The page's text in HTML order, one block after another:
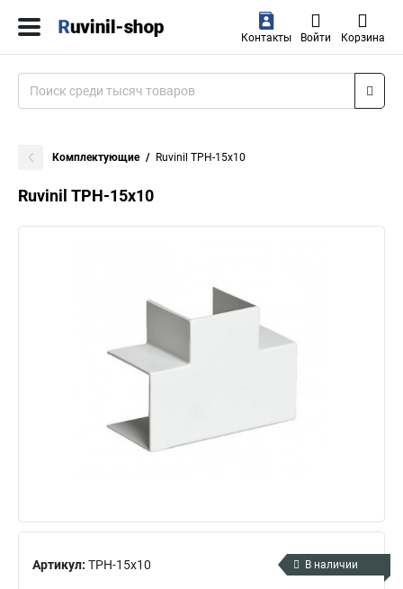
Контакты Войти Корзина
Комплектующие Ruvinil ТРН-15х10
Ruvinil ТРН-15х10
Артикул: ТРН-15х10 В наличии